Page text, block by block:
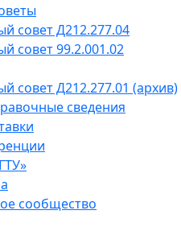
совет Д212.277.04
совет 99.2.001.02
совет Д212.277.01 (архив)
сведения
сообщество